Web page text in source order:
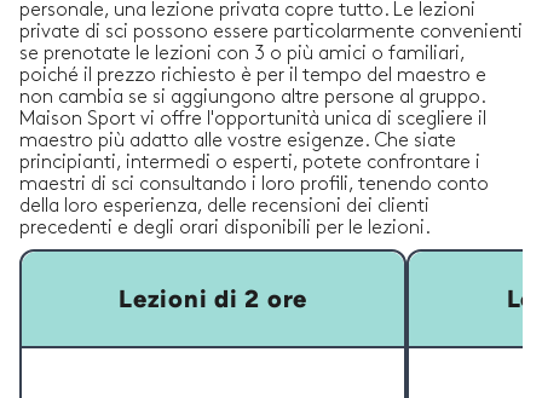
personale, una lezione privata copre tutto. Le lezioni
private di sci possono essere particolarmente convenienti
se prenotate le lezioni con 3 o più amici o familiari,
poiché il prezzo richiesto è per il tempo del maestro e
non cambia se si aggiungono altre persone al gruppo.
Maison Sport vi offre l'opportunità unica di scegliere il
maestro più adatto alle vostre esigenze. Che siate
principianti, intermedi o esperti, potete confrontare i
maestri di sci consultando i loro profili, tenendo conto
della loro esperienza, delle recensioni dei clienti
precedenti e degli orari disponibili per le lezioni.
Lezioni di 2 ore